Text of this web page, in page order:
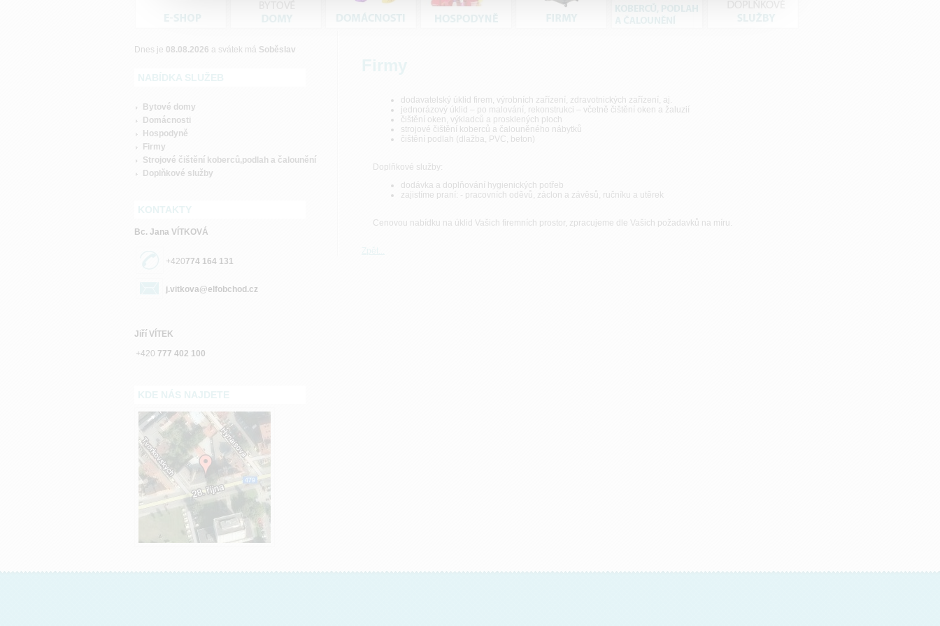
Dnes je 08.08.2026 a svátek má Soběslav
Bytové domy
Domácnosti
Hospodyně
Firmy
Strojové čištění koberců,podlah a čalounění
Doplňkové služby
Bc. Jana VÍTKOVÁ
+420774 164 131
j.vitkova@elfobchod.cz
Jiří VÍTEK
+420 777 402 100
dodavatelský úklid firem, výrobních zařízení, zdravotnických zařízení, aj.
jednorázový úklid – po malování, rekonstrukci – včetně čištění oken a žaluzií
čištění oken, výkladců a prosklených ploch
strojové čištění koberců a čalouněného nábytků
čištění podlah (dlažba, PVC, beton)
Doplňkové služby:
dodávka a doplňování hygienických potřeb
zajistíme praní: - pracovních oděvů, záclon a závěsů, ručníku a utěrek
Cenovou nabídku na úklid Vašich firemních prostor, zpracujeme dle Vašich požadavků na míru.